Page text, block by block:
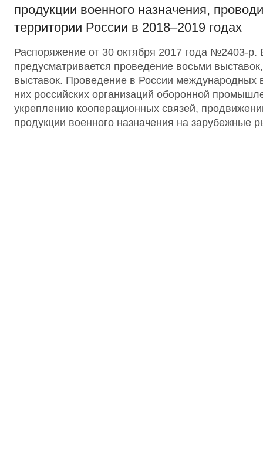
продукции военного назначения,
территории России в 2018–2019 годах
Распоряжение от 30 октября 2017 года №2403-р.
предусматривается проведение восьми
выставок. Проведение в России международных
них российских организаций оборонной
укреплению кооперационных связей,
продукции военного назначения на зарубежные